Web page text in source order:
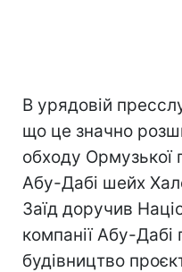
В урядовій
що це значно
обходу Ормузької
Абу-Дабі шейх
Заїд доручив
компанії Абу-
будівництво